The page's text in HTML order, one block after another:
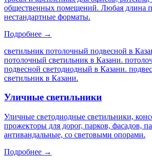
общественных помещений. Любая длина
нестандартные форматы.
Подробнее →
светильник потолочный подвесной в
потолочный светильник в Казани.
подвесной светодиодный в Казани.
светильник в Казани.
Уличные светильники
Уличные светодиодные светильники,
прожекторы для дорог, парков, фасадов,
антивандальные, со световыми опорами.
Подробнее →